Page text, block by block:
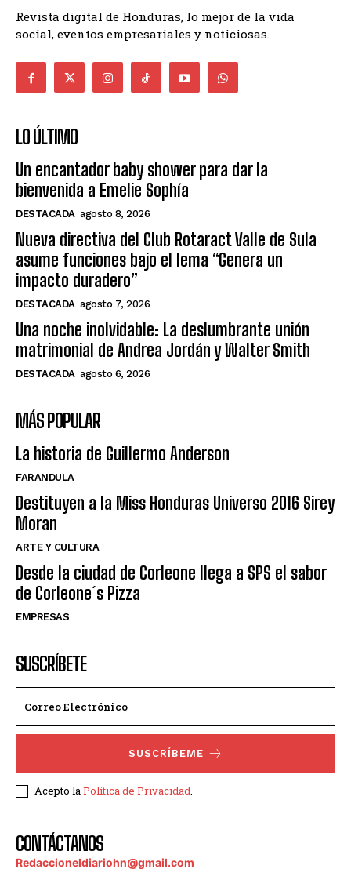
Revista digital de Honduras, lo mejor de la vida
social, eventos empresariales y noticiosas.
LO ÚLTIMO
Un encantador baby shower para dar la
bienvenida a Emelie Sophía
DESTACADA agosto 8, 2026
Nueva directiva del Club Rotaract Valle de Sula
asume funciones bajo el lema “Genera un
impacto duradero”
DESTACADA agosto 7, 2026
Una noche inolvidable: La deslumbrante unión
matrimonial de Andrea Jordán y Walter Smith
DESTACADA agosto 6, 2026
MÁS POPULAR
La historia de Guillermo Anderson
FARANDULA
Destituyen a la Miss Honduras Universo 2016 Sirey
Moran
ARTE Y CULTURA
Desde la ciudad de Corleone llega a SPS el sabor
de Corleone´s Pizza
EMPRESAS
SUSCRÍBETE
SUSCRÍBEME
Acepto laPolítica de Privacidad.
CONTÁCTANOS
Redaccioneldiariohn@gmail.com